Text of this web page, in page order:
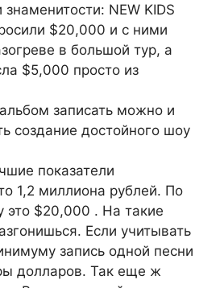
NEW KIDS
$20,000 и с ними
в большой тур, а
$5,000 просто из
записать можно и
создание достойного шоу
показатели
1,2 миллиона рублей. По
это $20,000 . На такие
Если учитывать
запись одной песни
долларов. Так еще ж